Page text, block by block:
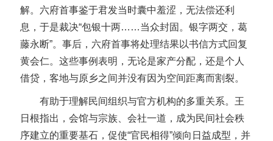
解。六府首事鉴于君发当时囊中羞涩，无法偿还利
息，于是裁决“包银十两……当众封固。银字两交，葛
藤永断”。事后，六府首事将处理结果以书信方式回复
黄会仁。这些事例表明，无论是家产分配，还是个人
借贷，客地与原乡之间并没有因为空间距离而割裂。
有助于理解民间组织与官方机构的多重关系。王
日根指出，会馆与宗族、会社一道，成为民间社会秩
序建立的重要基石，促使“官民相得”倾向日益成型，并